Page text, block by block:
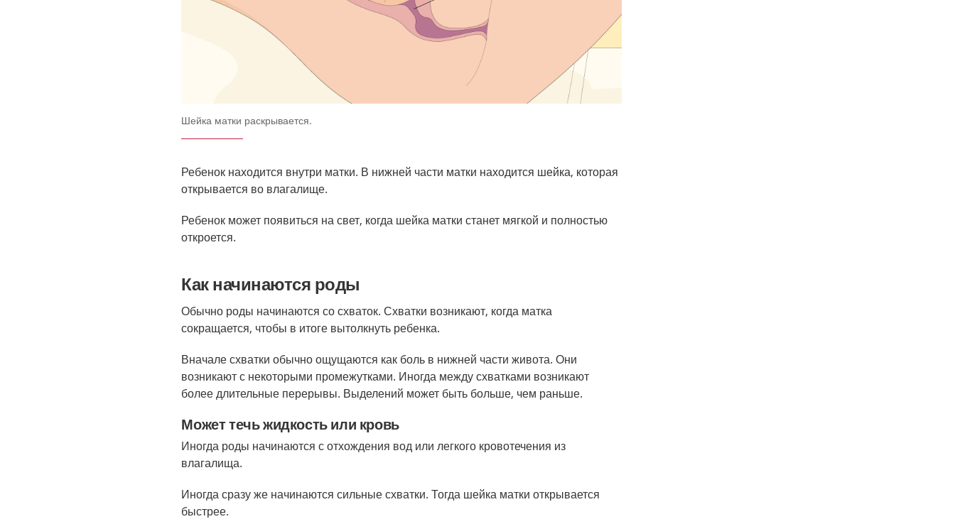
Förstora bilden
Шейка матки раскрывается.
Ребенок находится внутри матки. В нижней части матки находится шейка, которая
открывается во влагалище.
Ребенок может появиться на свет, когда шейка матки станет мягкой и полностью
откроется.
Как начинаются роды
Обычно роды начинаются со схваток. Схватки возникают, когда матка
сокращается, чтобы в итоге вытолкнуть ребенка.
Вначале схватки обычно ощущаются как боль в нижней части живота. Они
возникают с некоторыми промежутками. Иногда между схватками возникают
более длительные перерывы. Выделений может быть больше, чем раньше.
Может течь жидкость или кровь
Иногда роды начинаются с отхождения вод или легкого кровотечения из
влагалища.
Иногда сразу же начинаются сильные схватки. Тогда шейка матки открывается
быстрее.